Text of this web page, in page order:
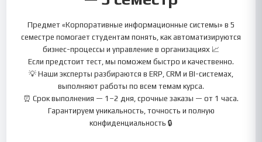
Предмет «Корпоративные информационные системы» в 5
семестре помогает студентам понять, как автоматизируются
бизнес-процессы и управление в организациях 📈
Если предстоит тест, мы поможем быстро и качественно.
💡 Наши эксперты разбираются в ERP, CRM и BI-системах,
выполняют работы по всем темам курса.
⏰ Срок выполнения — 1–2 дня, срочные заказы — от 1 часа.
Гарантируем уникальность, точность и полную
конфиденциальность 🔒